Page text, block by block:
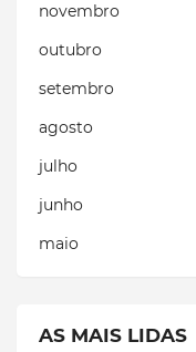
novembro
outubro
setembro
agosto
julho
junho
maio
AS MAIS LIDAS